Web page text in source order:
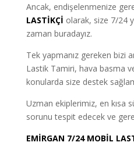
Ancak, endişelenmenize
LASTİKÇİ olarak, size 7/24
zaman buradayız.
Tek yapmanız gereken bizi
Lastik Tamiri, hava basma
konularda size destek
Uzman ekiplerimiz, en kısa
sorunu tespit edecek ve
EMİRGAN 7/24 MOBİL